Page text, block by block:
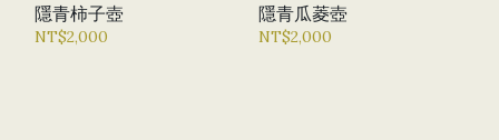
隱青柿子壺
NT$2,000
隱青瓜菱壺
NT$2,000